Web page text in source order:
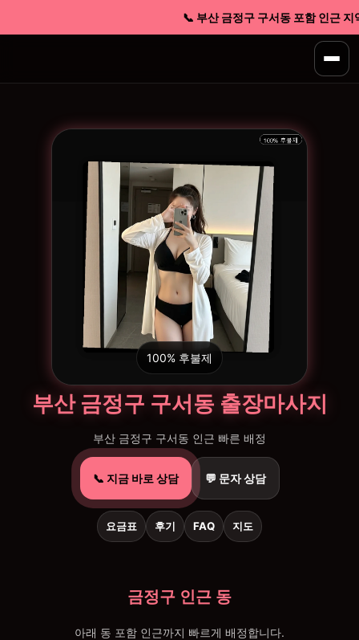
📞 부산 금정구 구서동 포함 인근 지
100% 후불제
부산 금정구 구서동 출장마사지
부산 금정구 구서동 인근 빠른 배정
📞 지금 바로 상담 💬 문자 상담
요금표 후기 FAQ 지도
금정구 인근 동
아래 동 포함 인근까지 빠르게 배정합니다.